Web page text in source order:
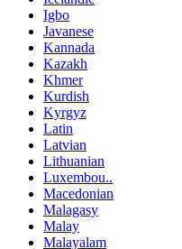
Igbo
Javanese
Kannada
Kazakh
Khmer
Kurdish
Kyrgyz
Latin
Latvian
Lithuanian
Luxembou..
Macedonian
Malagasy
Malay
Malayalam